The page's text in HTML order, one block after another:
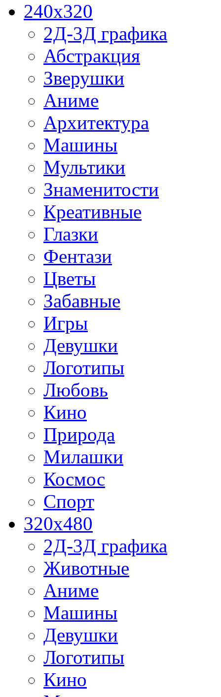
240x320
2Д-3Д графика
Абстракция
Зверушки
Аниме
Архитектура
Машины
Мультики
Знаменитости
Креативные
Глазки
Фентази
Цветы
Забавные
Игры
Девушки
Логотипы
Любовь
Кино
Природа
Милашки
Космос
Спорт
320x480
2Д-3Д графика
Животные
Аниме
Машины
Девушки
Логотипы
Кино